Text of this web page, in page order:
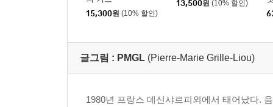
15,300원 (10% 할인)
13,500원 (10% 할인)
글그림 : PMGL (Pierre-Marie Grille-Liou)
1980년 프랑스 데신샤르피외에서 태어났다.